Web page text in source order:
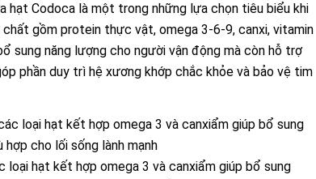
hạt Codoca là một trong những lựa chọn tiêu biểu khi
gồm protein thực vật, omega 3-6-9, canxi, vitamin
sung năng lượng cho người vận động mà còn hỗ trợ
phần duy trì hệ xương khớp chắc khỏe và bảo vệ tim
hạt kết hợp omega 3 và canxiẩm giúp bổ sung